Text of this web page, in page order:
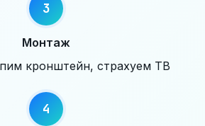
Монтаж
кронштейн, страхуем ТВ